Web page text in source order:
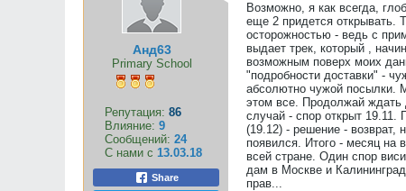
Анд63
Primary School
Репутация: 86
Влияние: 9
Сообщений: 24
С нами с 13.03.18
Share
Возможно, я как всегда,
еще 2 придется открывать.
осторожностью - ведь с
выдает трек, который ,
возможным поверх моих
"подробности доставки" -
абсолютно чужой посылки.
этом все. Продолжай ждать
случай - спор открыт
(19.12) - решение - возврат,
появился. Итого - месяц на
всей стране. Один спор
дам в Москве и
прав...